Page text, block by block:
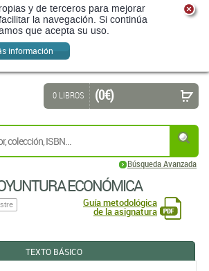
y de terceros para mejorar
la navegación. Si continúa
que acepta su uso.
información
Búsqueda Avanzada
0 LIBROS (0 €)
ECONÓMICA
Guía metodológica
de la asignatura
TEXTO BÁSICO